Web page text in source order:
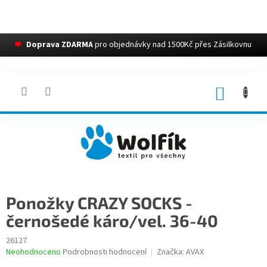
❤ Doprava ZDARMApro objednávky nad 1500Kč přes Zásilkovnu
Ponožky CRAZY SOCKS -
černošedé káro/vel. 36-40
26127
Průměrné
Neohodnoceno Podrobnosti hodnocení Značka: AVAX